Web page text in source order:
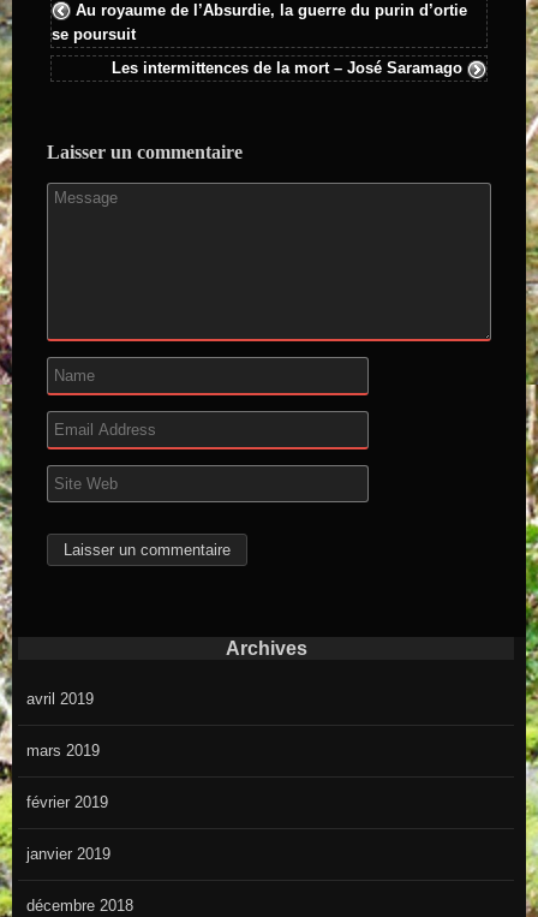
Au royaume de l’Absurdie, la guerre du purin d’ortie
se poursuit
Les intermittences de la mort – José Saramago
Laisser un commentaire
Archives
avril 2019
mars 2019
février 2019
janvier 2019
décembre 2018